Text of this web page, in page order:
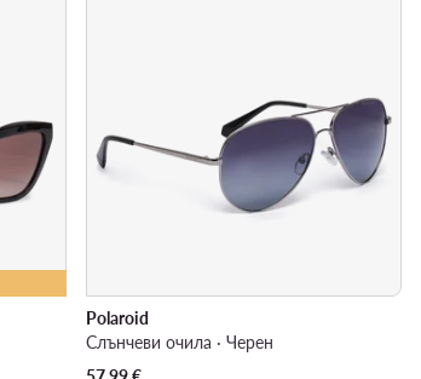
Polaroid
Слънчеви очила · Черен